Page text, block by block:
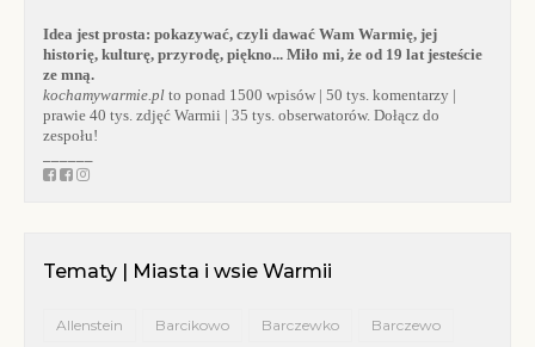
Idea jest prosta: pokazywać, czyli dawać Wam Warmię, jej
historię, kulturę, przyrodę, piękno... Miło mi, że od 19 lat jesteście
ze mną.
kochamywarmie.pl to ponad 1500 wpisów | 50 tys. komentarzy |
prawie 40 tys. zdjęć Warmii | 35 tys. obserwatorów. Dołącz do
zespołu!
Tematy | Miasta i wsie Warmii
Allenstein Barcikowo Barczewko Barczewo